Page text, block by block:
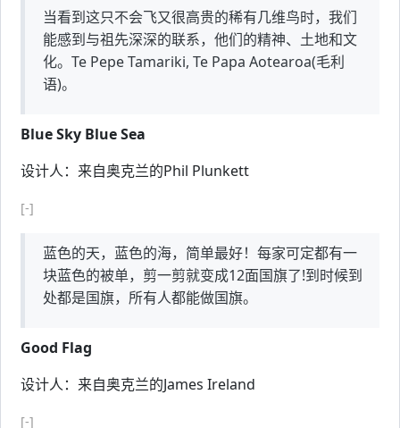
当看到这只不会飞又很高贵的稀有几维鸟时，我们
能感到与祖先深深的联系，他们的精神、土地和文
化。Te Pepe Tamariki, Te Papa Aotearoa(毛利
语)。
Blue Sky Blue Sea
设计人：来自奥克兰的Phil Plunkett
[-]
蓝色的天，蓝色的海，简单最好！每家可定都有一
块蓝色的被单，剪一剪就变成12面国旗了!到时候到
处都是国旗，所有人都能做国旗。
Good Flag
设计人：来自奥克兰的James Ireland
[-]